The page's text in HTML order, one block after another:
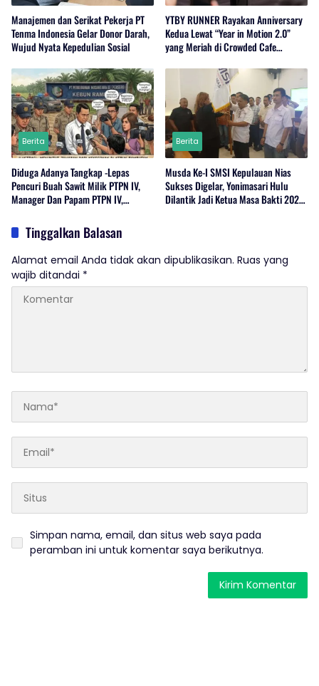
Manajemen dan Serikat Pekerja PT
Tenma Indonesia Gelar Donor Darah,
Wujud Nyata Kepedulian Sosial
YTBY RUNNER Rayakan Anniversary
Kedua Lewat “Year in Motion 2.0”
yang Meriah di Crowded Cafe
Berita
Diduga Adanya Tangkap -Lepas
Pencuri Buah Sawit Milik PTPN IV,
Manager Dan Papam PTPN IV,
Bedagai Bungkam Saat Di Konfirmasi
Wartawan.
Berita
Musda Ke-I SMSI Kepulauan Nias
Sukses Digelar, Yonimasari Hulu
Dilantik Jadi Ketua Masa Bakti 2026-
Tinggalkan Balasan
Alamat email Anda tidak akan dipublikasikan. Ruas yang
wajib ditandai *
Simpan nama, email, dan situs web saya pada
peramban ini untuk komentar saya berikutnya.